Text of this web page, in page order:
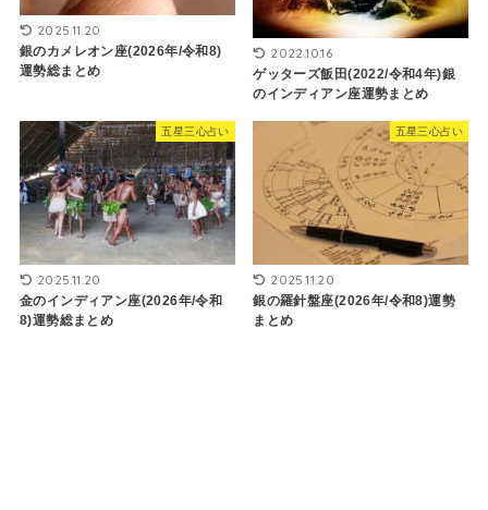
2025.11.20
銀のカメレオン座(2026年/令和8)
運勢総まとめ
2022.10.16
ゲッターズ飯田(2022/令和4年)銀
のインディアン座運勢まとめ
五星三心占い
2025.11.20
金のインディアン座(2026年/令和
8)運勢総まとめ
五星三心占い
2025.11.20
銀の羅針盤座(2026年/令和8)運勢
まとめ